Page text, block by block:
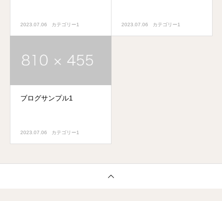
2023.07.06 カテゴリー1 2023.07.06 カテゴリー1
ブログサンプル1
2023.07.06 カテゴリー1